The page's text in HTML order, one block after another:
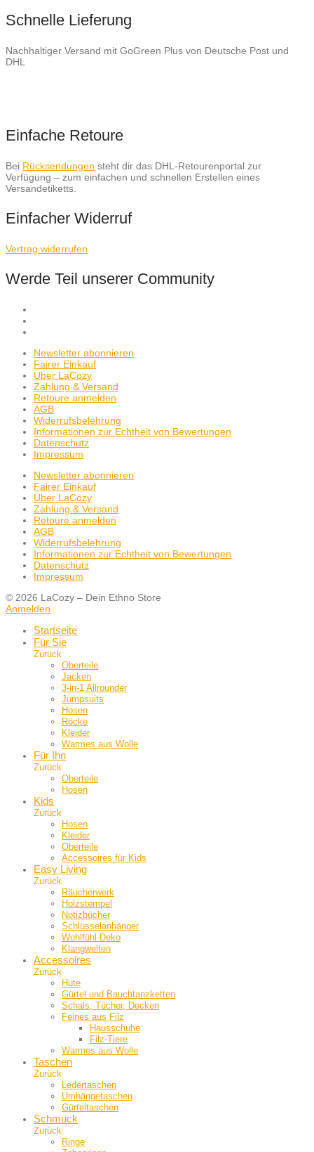
Schnelle Lieferung
Nachhaltiger Versand mit GoGreen Plus von Deutsche Post und
DHL
Einfache Retoure
Bei Rücksendungen steht dir das DHL-Retourenportal zur
Verfügung – zum einfachen und schnellen Erstellen eines
Versandetiketts.
Einfacher Widerruf
Vertrag widerrufen
Werde Teil unserer Community
Newsletter abonnieren
Fairer Einkauf
Über LaCozy
Zahlung & Versand
Retoure anmelden
AGB
Widerrufsbelehrung
Informationen zur Echtheit von Bewertungen
Datenschutz
Impressum
Newsletter abonnieren
Fairer Einkauf
Über LaCozy
Zahlung & Versand
Retoure anmelden
AGB
Widerrufsbelehrung
Informationen zur Echtheit von Bewertungen
Datenschutz
Impressum
© 2026 LaCozy – Dein Ethno Store
Anmelden
Startseite
Für Sie
Zurück
Oberteile
Jacken
3-in-1 Allrounder
Jumpsuits
Hosen
Röcke
Kleider
Warmes aus Wolle
Für Ihn
Zurück
Oberteile
Hosen
Kids
Zurück
Hosen
Kleider
Oberteile
Accessoires für Kids
Easy Living
Zurück
Räucherwerk
Holzstempel
Notizbücher
Schlüsselanhänger
Wohlfühl-Deko
Klangwelten
Accessoires
Zurück
Hüte
Gürtel und Bauch­tanzketten
Schals, Tücher, Decken
Feines aus Filz
Hausschuhe
Filz-Tiere
Warmes aus Wolle
Taschen
Zurück
Ledertaschen
Umhängetaschen
Gürteltaschen
Schmuck
Zurück
Ringe